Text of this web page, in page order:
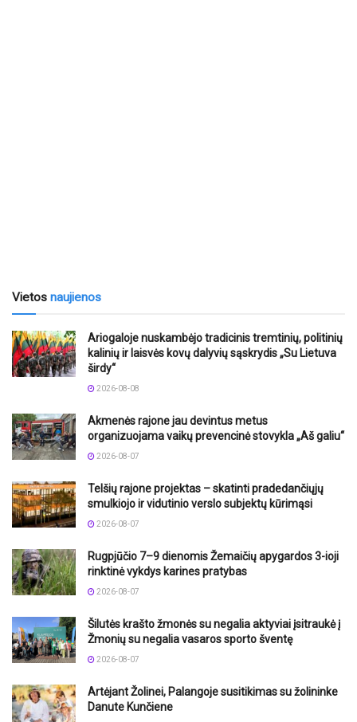
Vietos naujienos
Ariogaloje nuskambėjo tradicinis tremtinių, politinių
kalinių ir laisvės kovų dalyvių sąskrydis „Su Lietuva
širdy“
2026-08-08
Akmenės rajone jau devintus metus
organizuojama vaikų prevencinė stovykla „Aš galiu“
2026-08-07
Telšių rajone projektas – skatinti pradedančiųjų
smulkiojo ir vidutinio verslo subjektų kūrimąsi
2026-08-07
Rugpjūčio 7–9 dienomis Žemaičių apygardos 3-ioji
rinktinė vykdys karines pratybas
2026-08-07
Šilutės krašto žmonės su negalia aktyviai įsitraukė į
Žmonių su negalia vasaros sporto šventę
2026-08-07
Artėjant Žolinei, Palangoje susitikimas su žolininke
Danute Kunčiene